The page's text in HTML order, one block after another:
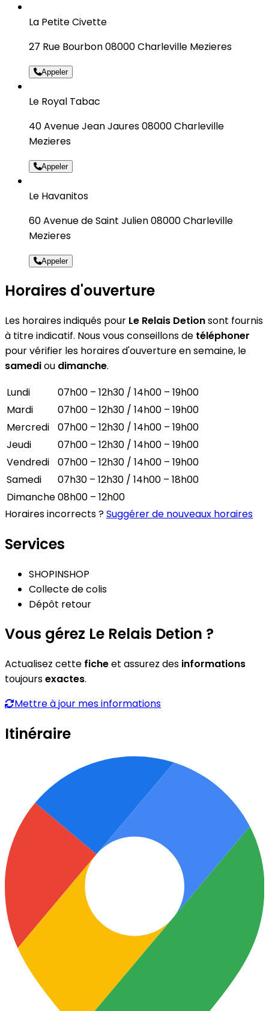
La Petite Civette
27 Rue Bourbon 08000 Charleville Mezieres
Appeler
Le Royal Tabac
40 Avenue Jean Jaures 08000 Charleville
Mezieres
Appeler
Le Havanitos
60 Avenue de Saint Julien 08000 Charleville
Mezieres
Appeler
Horaires d'ouverture
Les horaires indiqués pour Le Relais Detionsont fournis
à titre indicatif. Nous vous conseillons de téléphoner
pour vérifier les horaires d'ouverture en semaine, le
samediou dimanche.
Lundi
07h00 – 12h30 / 14h00 – 19h00
Mardi
07h00 – 12h30 / 14h00 – 19h00
Mercredi
07h00 – 12h30 / 14h00 – 19h00
Jeudi
07h00 – 12h30 / 14h00 – 19h00
Vendredi
07h00 – 12h30 / 14h00 – 19h00
Samedi
07h30 – 12h30 / 14h00 – 18h00
Dimanche08h00 – 12h00
Horaires incorrects ?Suggérer de nouveaux horaires
Services
SHOPINSHOP
Collecte de colis
Dépôt retour
Vous gérez Le Relais Detion ?
Actualisez cette ficheet assurez des informations
toujoursexactes.
Mettre à jour mes informations
Itinéraire